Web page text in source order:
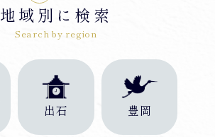
地域別に検索
Search by region
出石 豊岡